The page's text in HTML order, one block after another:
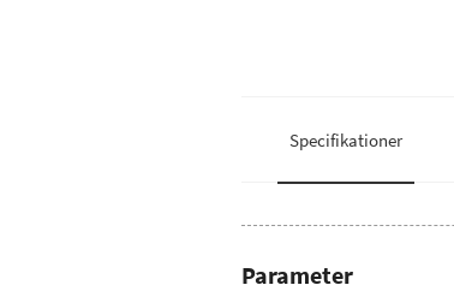
Specifikationer
Parameter